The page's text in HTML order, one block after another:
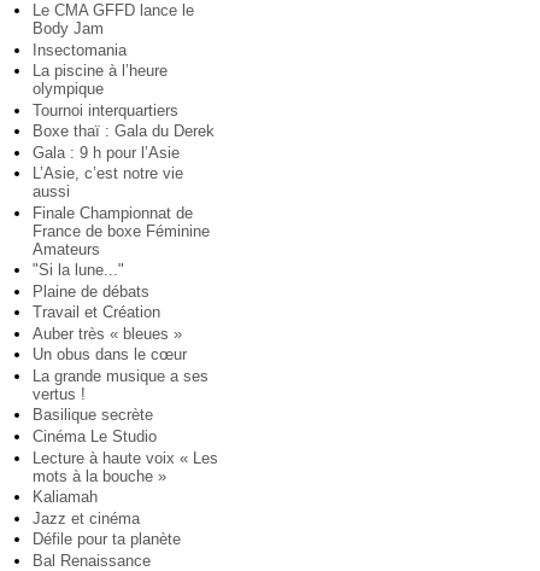
Le CMA GFFD lance le
Body Jam
Insectomania
La piscine à l’heure
olympique
Tournoi interquartiers
Boxe thaï : Gala du Derek
Gala : 9 h pour l’Asie
L’Asie, c’est notre vie
aussi
Finale Championnat de
France de boxe Féminine
Amateurs
"Si la lune..."
Plaine de débats
Travail et Création
Auber très « bleues »
Un obus dans le cœur
La grande musique a ses
vertus !
Basilique secrète
Cinéma Le Studio
Lecture à haute voix « Les
mots à la bouche »
Kaliamah
Jazz et cinéma
Défile pour ta planète
Bal Renaissance